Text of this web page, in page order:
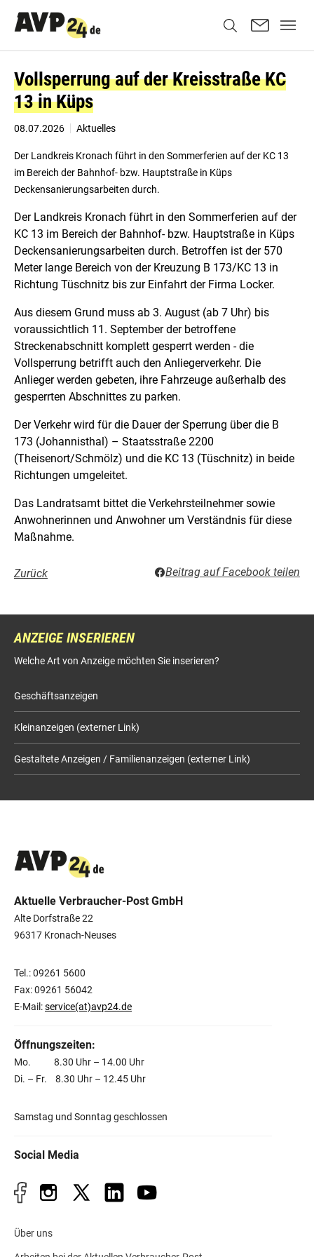
Vollsperrung auf der Kreisstraße KC
13 in Küps
08.07.2026 Aktuelles
Der Landkreis Kronach führt in den Sommerferien auf der KC 13
im Bereich der Bahnhof- bzw. Hauptstraße in Küps
Deckensanierungsarbeiten durch.
Der Landkreis Kronach führt in den Sommerferien auf der
KC 13 im Bereich der Bahnhof- bzw. Hauptstraße in Küps
Deckensanierungsarbeiten durch. Betroffen ist der 570
Meter lange Bereich von der Kreuzung B 173/KC 13 in
Richtung Tüschnitz bis zur Einfahrt der Firma Locker.
Aus diesem Grund muss ab 3. August (ab 7 Uhr) bis
voraussichtlich 11. September der betroffene
Streckenabschnitt komplett gesperrt werden - die
Vollsperrung betrifft auch den Anliegerverkehr. Die
Anlieger werden gebeten, ihre Fahrzeuge außerhalb des
gesperrten Abschnittes zu parken.
Der Verkehr wird für die Dauer der Sperrung über die B
173 (Johannisthal) – Staatsstraße 2200
(Theisenort/Schmölz) und die KC 13 (Tüschnitz) in beide
Richtungen umgeleitet.
Das Landratsamt bittet die Verkehrsteilnehmer sowie
Anwohnerinnen und Anwohner um Verständnis für diese
Maßnahme.
Zurück Beitrag auf Facebook teilen
ANZEIGE INSERIEREN
Welche Art von Anzeige möchten Sie inserieren?
Geschäftsanzeigen
Kleinanzeigen (externer Link)
Gestaltete Anzeigen / Familienanzeigen (externer Link)
Aktuelle Verbraucher-Post GmbH
Alte Dorfstraße 22
96317 Kronach-Neuses
Tel.: 09261 5600
Fax: 09261 56042
E-Mail:service(at)avp24.de
Öffnungszeiten:
Mo. 8.30 Uhr – 14.00 Uhr
Di. – Fr. 8.30 Uhr – 12.45 Uhr
Samstag und Sonntag geschlossen
Social Media
Über uns